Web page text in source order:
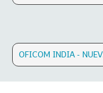
OFICOM INDIA -